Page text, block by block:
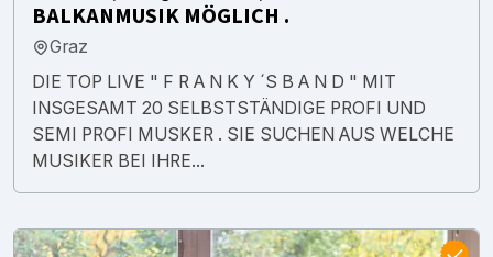
BALKANMUSIK MÖGLICH .
Graz
DIE TOP LIVE " F R A N K Y ´S B A N D " MIT
INSGESAMT 20 SELBSTSTÄNDIGE PROFI UND
SEMI PROFI MUSKER . SIE SUCHEN AUS WELCHE
MUSIKER BEI IHRE...